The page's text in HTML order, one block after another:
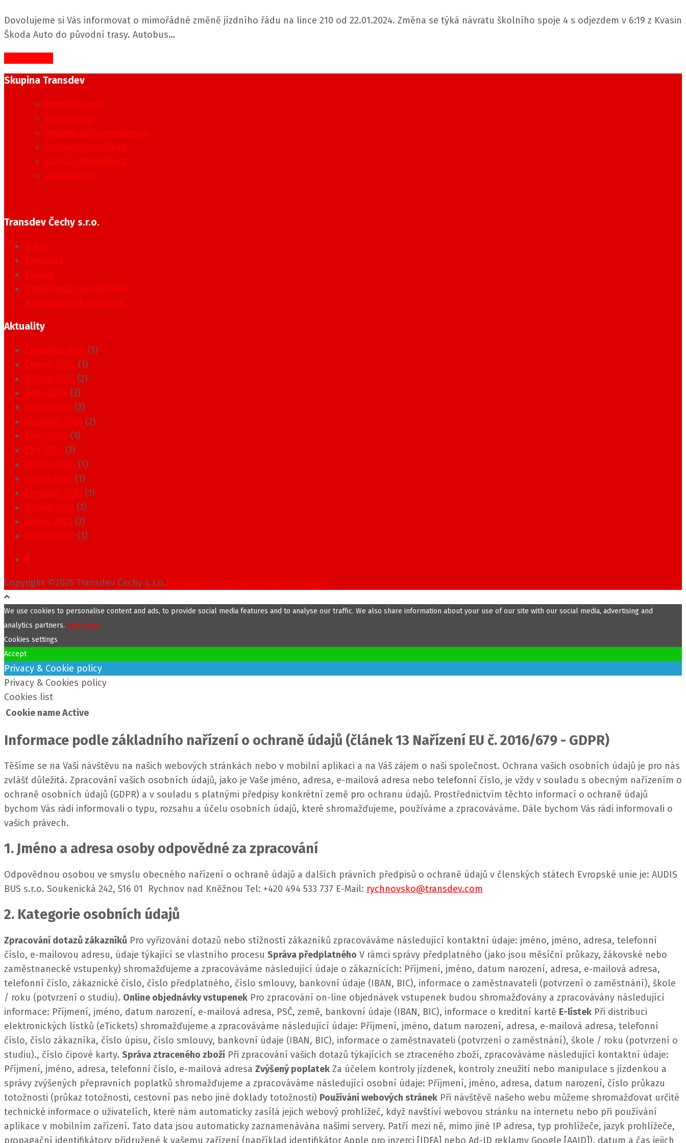
Dovolujeme si Vás informovat o mimořádné změně jízdního řádu na lince 210 od 22.01.2024. Změna se týká návratu školního spoje 4 s odjezdem v 6:19 z Kvasin
Škoda Auto do původní trasy. Autobus…
Skupina Transdev
transdev.com
transdev.cz
strednicechy.transdev.cz
morava.transdev.cz
slezsko.transdev.cz
audisbus.cz
Transdev Čechy s.r.o.
O nás
Kontakty
Kariéra
Oznamování neetického
a protiprávního jednání
Aktuality
Červenec 2026 (1)
Červen 2026 (1)
Duben 2026 (2)
Únor 2026 (3)
Leden 2025 (2)
Prosinec 2024 (2)
Říjen 2024 (1)
Září 2024 (1)
Březen 2024 (1)
Leden 2024 (1)
Prosinec 2023 (1)
Duben 2023 (1)
Leden 2023 (2)
Březen 2022 (1)
Copyright ©2025 Transdev Čechy s.r.o.Prohlášení o ochraně osobních údajů
We use cookies to personalise content and ads, to provide social media features and to analyse our traffic. We also share information about your use of our site with our social media, advertising and
analytics partners. View more
Cookies settings
Accept
Privacy & Cookie policy
Privacy & Cookies policy
Cookies list
Cookie nameActive
Informace podle základního nařízení o ochraně údajů (článek 13 Nařízení EU č. 2016/679 - GDPR)
Těšíme se na Vaši návštěvu na našich webových stránkách nebo v mobilní aplikaci a na Váš zájem o naši společnost. Ochrana vašich osobních údajů je pro nás
zvlášť důležitá. Zpracování vašich osobních údajů, jako je Vaše jméno, adresa, e-mailová adresa nebo telefonní číslo, je vždy v souladu s obecným nařízením o
ochraně osobních údajů (GDPR) a v souladu s platnými předpisy konkrétní země pro ochranu údajů. Prostřednictvím těchto informací o ochraně údajů
bychom Vás rádi informovali o typu, rozsahu a účelu osobních údajů, které shromažďujeme, používáme a zpracováváme. Dále bychom Vás rádi informovali o
vašich právech.
1. Jméno a adresa osoby odpovědné za zpracování
Odpovědnou osobou ve smyslu obecného nařízení o ochraně údajů a dalších právních předpisů o ochraně údajů v členských státech Evropské unie je: AUDIS
BUS s.r.o. Soukenická 242, 516 01 Rychnov nad Kněžnou Tel: +420 494 533 737 E-Mail: rychnovsko@transdev.com
2. Kategorie osobních údajů
Zpracování dotazů zákazníků Pro vyřizování dotazů nebo stížností zákazníků zpracováváme následující kontaktní údaje: jméno, jméno, adresa, telefonní
číslo, e-mailovou adresu, údaje týkající se vlastního procesu Správa předplatného V rámci správy předplatného (jako jsou měsíční průkazy, žákovské nebo
zaměstnanecké vstupenky) shromažďujeme a zpracováváme následující údaje o zákaznících: Příjmení, jméno, datum narození, adresa, e-mailová adresa,
telefonní číslo, zákaznické číslo, číslo předplatného, číslo smlouvy, bankovní údaje (IBAN, BIC), informace o zaměstnavateli (potvrzení o zaměstnání), škole
/ roku (potvrzení o studiu). Online objednávky vstupenek Pro zpracování on-line objednávek vstupenek budou shromažďovány a zpracovávány následující
informace: Příjmení, jméno, datum narození, e-mailová adresa, PSČ, země, bankovní údaje (IBAN, BIC), informace o kreditní kartě E-lístek Při distribuci
elektronických lístků (eTickets) shromažďujeme a zpracováváme následující údaje: Příjmení, jméno, datum narození, adresa, e-mailová adresa, telefonní
číslo, číslo zákazníka, číslo úpisu, číslo smlouvy, bankovní údaje (IBAN, BIC), informace o zaměstnavateli (potvrzení o zaměstnání), škole / roku (potvrzení o
studiu)., číslo čipové karty. Správa ztraceného zboží Při zpracování vašich dotazů týkajících se ztraceného zboží, zpracováváme následující kontaktní údaje:
Příjmení, jméno, adresa, telefonní číslo, e-mailová adresa Zvýšený poplatek Za účelem kontroly jízdenek, kontroly zneužití nebo manipulace s jízdenkou a
správy zvýšených přepravních poplatků shromažďujeme a zpracováváme následující osobní údaje: Příjmení, jméno, adresa, datum narození, číslo průkazu
totožnosti (průkaz totožnosti, cestovní pas nebo jiné doklady totožnosti) Používání webových stránek Při návštěvě našeho webu můžeme shromažďovat určité
technické informace o uživatelích, které nám automaticky zasílá jejich webový prohlížeč, když navštíví webovou stránku na internetu nebo při používání
aplikace v mobilním zařízení. Tato data jsou automaticky zaznamenávána našimi servery. Patří mezi ně, mimo jiné IP adresa, typ prohlížeče, jazyk prohlížeče,
propagační identifikátory přidružené k vašemu zařízení (například identifikátor Apple pro inzerci [IDFA] nebo Ad-ID reklamy Google [AAID]), datum a čas jejich